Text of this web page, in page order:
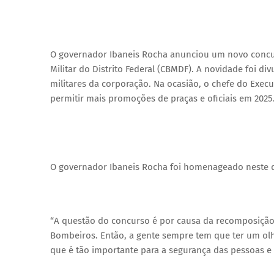
O governador Ibaneis Rocha anunciou um novo
Militar do Distrito Federal (CBMDF). A novidade foi
militares da corporação. Na ocasião, o chefe do
permitir mais promoções de praças e oficiais em
O governador Ibaneis Rocha foi homenageado
“A questão do concurso é por causa da
Bombeiros. Então, a gente sempre tem que ter um
que é tão importante para a segurança das pessoas